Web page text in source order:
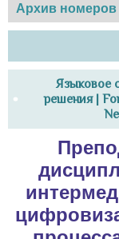
Архив номеров
Языковое
решения |